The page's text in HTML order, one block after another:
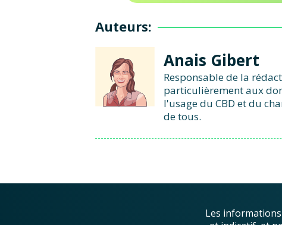
Auteurs:
Anais Gibert
Responsable de la
particulièrement aux
l'usage du CBD et du
de tous.
Les